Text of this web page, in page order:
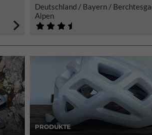
Deutschland / Bayern /
Alpen
PRODUKTE